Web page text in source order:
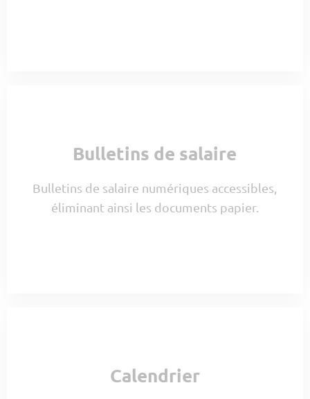
Bulletins de salaire
Bulletins de salaire numériques accessibles,
éliminant ainsi les documents papier.
Calendrier